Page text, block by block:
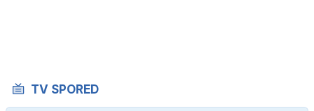
TV SPORED